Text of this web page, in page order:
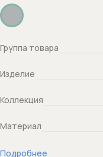
Держатели душа
Диверторы
душа)
Группа товара
Изделие
Коллекция
Материал
Подробнее